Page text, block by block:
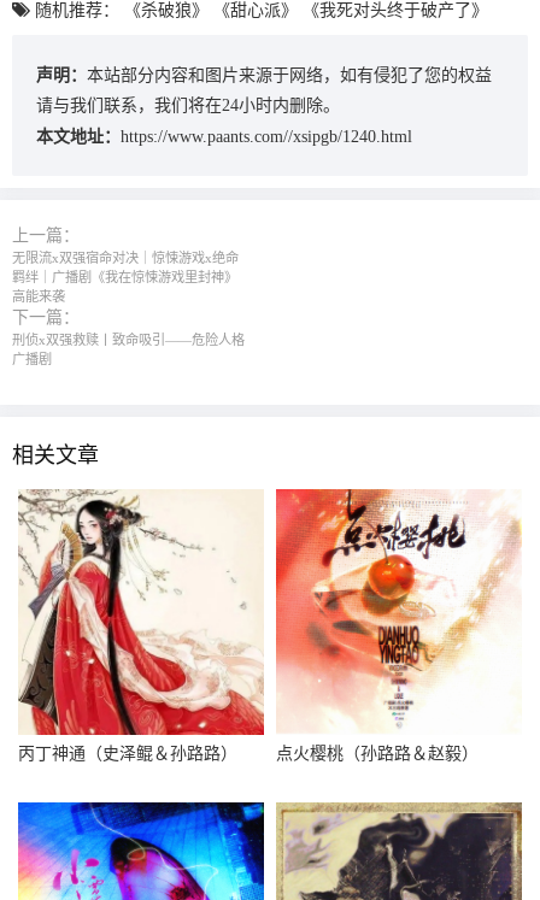
随机推荐： 《杀破狼》 《甜心派》 《我死对头终于破产了》
声明： 本站部分内容和图片来源于网络，如有侵犯了您的权益
请与我们联系，我们将在24小时内删除。
本文地址： https://www.paants.com//xsipgb/1240.html
上一篇：
无限流x双强宿命对决｜惊悚游戏x绝命
羁绊｜广播剧《我在惊悚游戏里封神》
高能来袭
下一篇：
刑侦x双强救赎丨致命吸引——危险人格
广播剧
相关文章
丙丁神通（史泽鲲＆孙路路） 点火樱桃（孙路路＆赵毅）